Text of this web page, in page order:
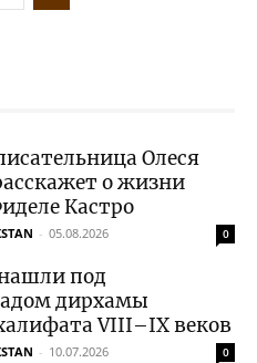
Олеся
о жизни
Кастро
- 05.08.2026 0
под
дирхамы
VIII–IX веков
- 10.07.2026 0